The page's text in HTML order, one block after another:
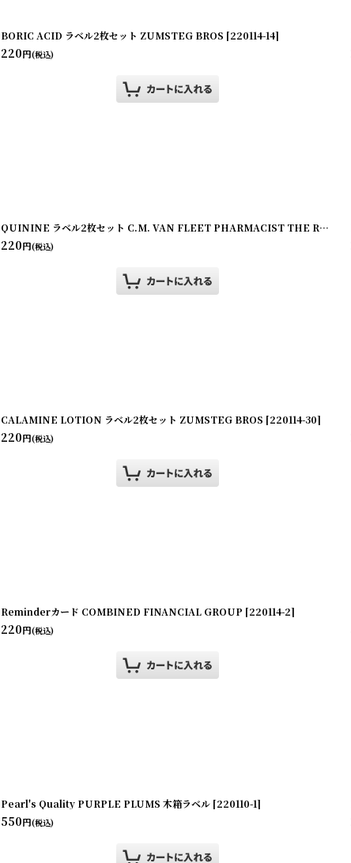
BORIC ACID ラベル2枚セット ZUMSTEG BROS [220114-14]
220円(税込)
] QUININE ラベル2枚セット C.M. VAN FLEET PHARMACIST THE REXALL STORE
220円(税込)
CALAMINE LOTION ラベル2枚セット ZUMSTEG BROS [220114-30]
220円(税込)
]
Reminderカード COMBINED FINANCIAL GROUP [220114-2]
220円(税込)
Pearl's Quality PURPLE PLUMS 木箱ラベル [220110-1]
550円(税込)